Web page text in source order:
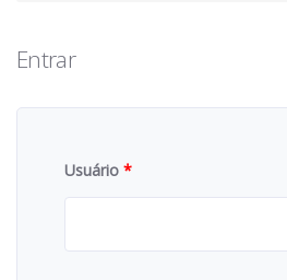
Entrar
Usuário *